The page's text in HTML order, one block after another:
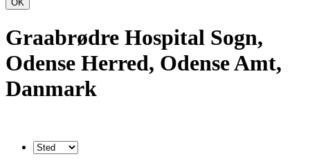
OK
Graabrødre Hospital Sogn,
Odense Herred, Odense Amt,
Danmark